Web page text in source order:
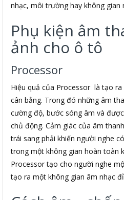
nhạc, môi trường hay không gian
Phụ kiện âm
ảnh cho ô tô
Processor
Hiệu quả của Processor là tạo
cân bằng. Trong đó những âm
cường độ, bước sóng âm và
chủ động. Cảm giác của âm
trái sang phải khiến người nghe
trong một không gian hoàn toàn
Processor tạo cho người nghe
tạo ra một không gian âm nhạc